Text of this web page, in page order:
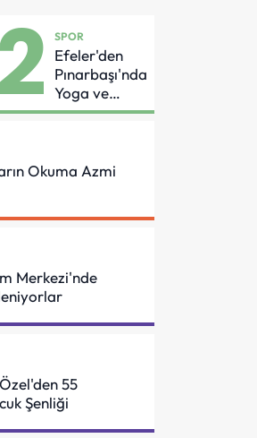
2 SPOR
Efeler'den
Pınarbaşı'nda
Yoga ve
Pilates
Okuma Azmi
Merkezi'nde
55
Şenliği